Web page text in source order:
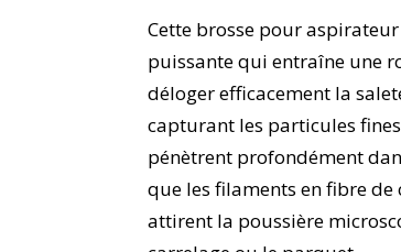
Cette brosse pour
puissante qui entraîne une
déloger efficacement la
capturant les particules
pénètrent profondément
que les filaments en fibre
attirent la poussière